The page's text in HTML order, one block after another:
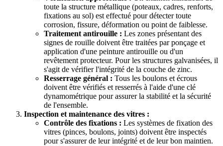
toute la structure métallique (poteaux, cadres, renforts,
fixations au sol) est effectué pour détecter toute
corrosion, fissure, déformation ou point de faiblesse.
Traitement antirouille : Les zones présentant des
signes de rouille doivent être traitées par ponçage et
application d'une peinture antirouille ou d'un
revêtement protecteur. Pour les structures galvanisées, il
s'agit de vérifier l'intégrité de la couche de zinc.
Resserrage général : Tous les boulons et écrous
doivent être vérifiés et resserrés à l'aide d'une clé
dynamométrique pour assurer la stabilité et la sécurité
de l'ensemble.
Inspection et maintenance des vitres :
Contrôle des fixations : Les systèmes de fixation des
vitres (pinces, boulons, joints) doivent être inspectés
pour s'assurer de leur intégrité et de leur bon maintien.